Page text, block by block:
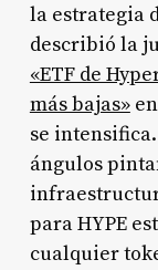
la estrategia
describió la
«ETF de
más bajas»en
se
ángulos
para HYPE
cualquier